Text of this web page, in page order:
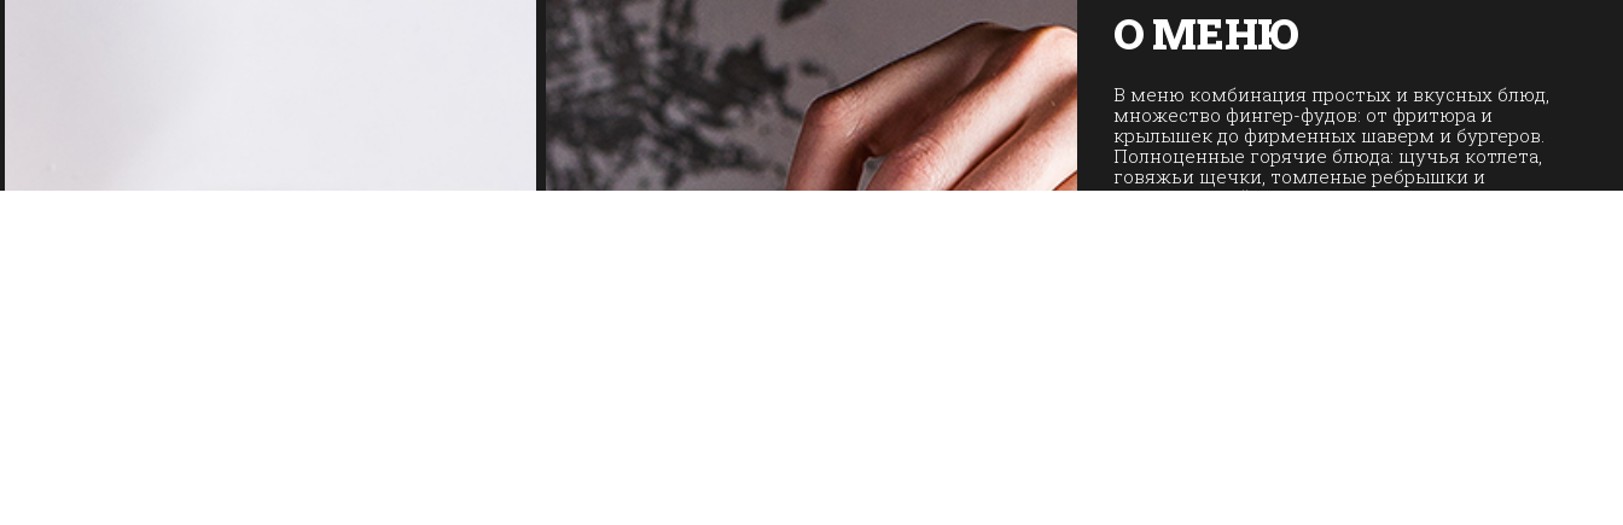
О МЕНЮ
В меню комбинация простых и вкусных блюд,
множество фингер-фудов: от фритюра и
крылышек до фирменных шаверм и бургеров.
Полноценные горячие блюда: щучья котлета,
говяжьи щечки, томленые ребрышки и
оригинальный десерт.